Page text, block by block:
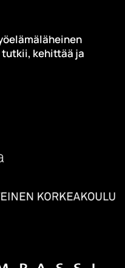
kehittää ja